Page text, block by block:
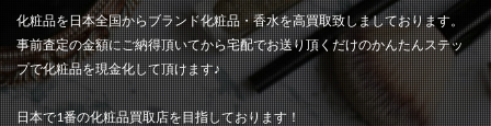
化粧品を日本全国からブランド化粧品・香水を高買取致しましております。
事前査定の金額にご納得頂いてから宅配でお送り頂くだけのかんたんステッ
プで化粧品を現金化して頂けます♪
日本で1番の化粧品買取店を目指しております！